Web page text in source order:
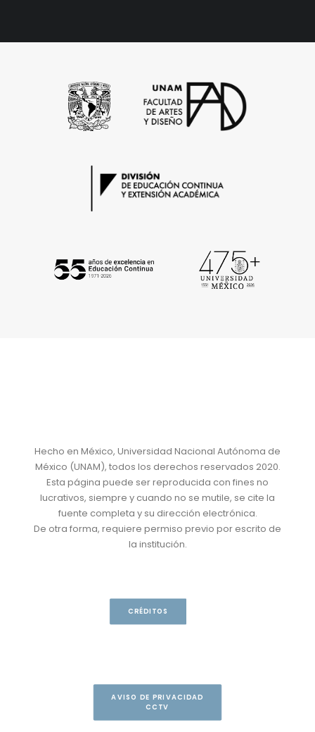
Hecho en México, Universidad Nacional Autónoma de
México (UNAM), todos los derechos reservados 2020.
Esta página puede ser reproducida con fines no
lucrativos, siempre y cuando no se mutile, se cite la
fuente completa y su dirección electrónica.
De otra forma, requiere permiso previo por escrito de
la institución.
CRÉDITOS
AVISO DE PRIVACIDAD
CCTV